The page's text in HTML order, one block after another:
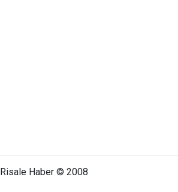
Risale Haber © 2008